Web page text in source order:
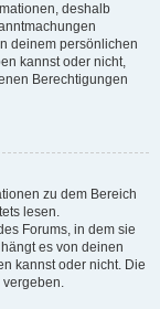
deshalb
deinem persönlichen
kannst oder nicht,
Berechtigungen
zu dem Bereich
lesen.
Forums, in dem sie
es von deinen
kannst oder nicht. Die
vergeben.